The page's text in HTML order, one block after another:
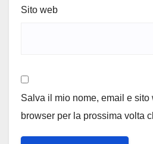
Sito web
Salva il mio nome, email e sito
browser per la prossima volta